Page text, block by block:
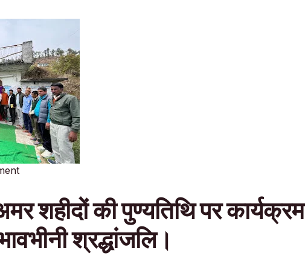
शहीदों की पुण्यतिथि पर कार्यक्रम
श्रद्धांजलि।